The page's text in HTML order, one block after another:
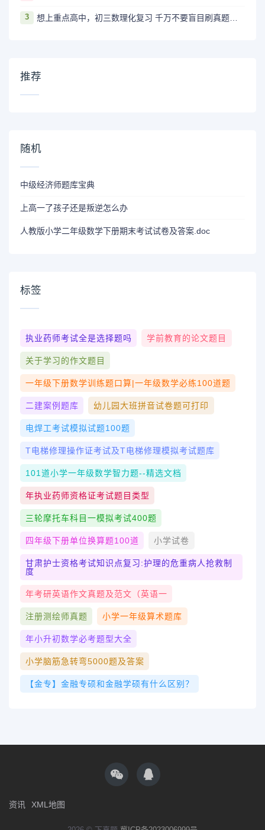
3 想上重点高中，初三数理化复习 千万不要盲目刷真题卷和模拟卷！
推荐
随机
中级经济师题库宝典
上高一了孩子还是叛逆怎么办
人教版小学二年级数学下册期末考试试卷及答案.doc
标签
执业药师考试全是选择题吗 学前教育的论文题目
关于学习的作文题目
一年级下册数学训练题口算|一年级数学必练100道题
二建案例题库 幼儿园大班拼音试卷题可打印
电焊工考试模拟试题100题
T电梯修理操作证考试及T电梯修理模拟考试题库
101道小学一年级数学智力题--精选文档
年执业药师资格证考试题目类型
三轮摩托车科目一模拟考试400题
四年级下册单位换算题100道 小学试卷
甘肃护士资格考试知识点复习:护理的危重病人抢救制
度
年考研英语作文真题及范文（英语一
注册测绘师真题 小学一年级算术题库
年小升初数学必考题型大全
小学脑筋急转弯5000题及答案
【金专】金融专硕和金融学硕有什么区别？
资讯 XML地图